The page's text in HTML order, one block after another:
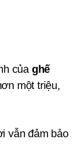
của ghế
một triệu,
vẫn đảm bảo